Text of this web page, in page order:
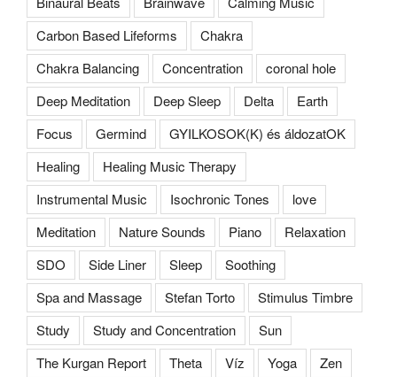
Carbon Based Lifeforms
Chakra
Chakra Balancing
Concentration
coronal hole
Deep Meditation
Deep Sleep Delta
Earth
Focus
Germind
GYILKOSOK(K) és áldozatOK
Healing
Healing Music Therapy
Instrumental Music
Isochronic Tones
love
Meditation
Nature Sounds Piano
Relaxation
SDO
Side Liner Sleep
Soothing
Spa and Massage
Stefan Torto
Stimulus Timbre
Study
Study and Concentration
Sun
The Kurgan Report
Theta Víz Yoga
Zen